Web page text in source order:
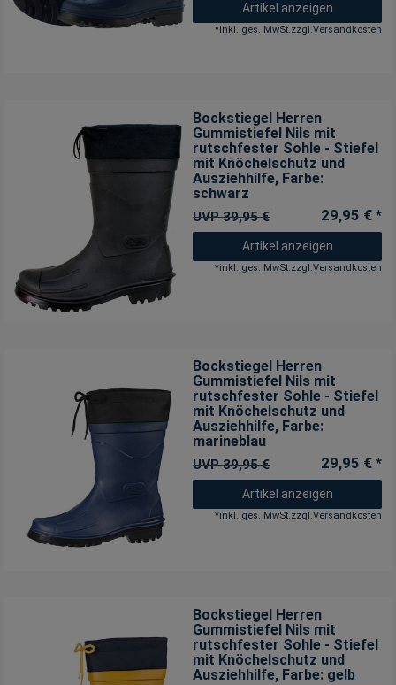
Artikel anzeigen
*inkl. ges. MwSt.zzgl.Versandkosten
Bockstiegel Herren
Gummistiefel Nils mit
rutschfester Sohle - Stiefel
mit Knöchelschutz und
Ausziehhilfe, Farbe:
schwarz
UVP 39,95 € 29,95 € *
Artikel anzeigen
*inkl. ges. MwSt. zzgl. Versandkosten
Bockstiegel Herren
Gummistiefel Nils mit
rutschfester Sohle - Stiefel
mit Knöchelschutz und
Ausziehhilfe, Farbe:
marineblau
UVP 39,95 € 29,95 € *
Artikel anzeigen
*inkl. ges. MwSt.zzgl.Versandkosten
Bockstiegel Herren
Gummistiefel Nils mit
rutschfester Sohle - Stiefel
mit Knöchelschutz und
Ausziehhilfe, Farbe: gelb